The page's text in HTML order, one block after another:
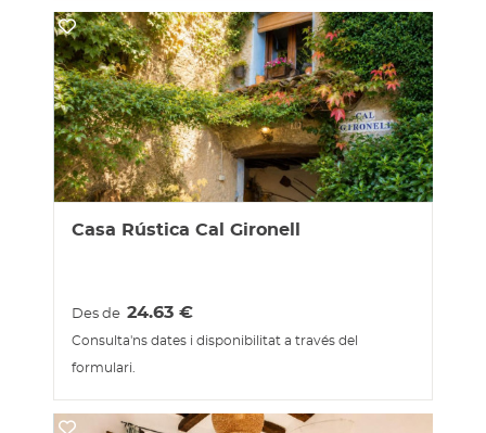
Casa Rústica Cal Gironell
Des de 24.63€
Consulta'ns dates i disponibilitat a través del
formulari.